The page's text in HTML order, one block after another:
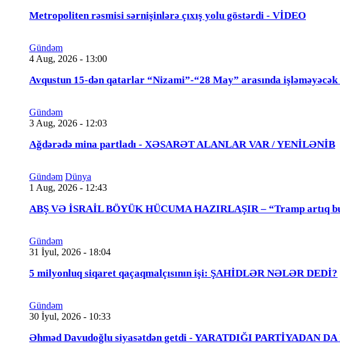
Metropoliten rəsmisi sərnişinlərə çıxış yolu göstərdi - VİDEO
Gündəm
4 Aug, 2026 - 13:00
Avqustun 15-dən qatarlar “Nizami”-“28 May” arasında
Gündəm
3 Aug, 2026 - 12:03
Ağdərədə mina partladı - XƏSARƏT ALANLAR VAR / YENİLƏNİB
Gündəm Dünya
1 Aug, 2026 - 12:43
ABŞ VƏ İSRAİL BÖYÜK HÜCUMA HAZIRLAŞIR – “Tramp artıq
Gündəm
31 İyul, 2026 - 18:04
5 milyonluq siqaret qaçaqmalçısının işi: ŞAHİDLƏR NƏLƏR DEDİ?
Gündəm
30 İyul, 2026 - 10:33
Əhməd Davudoğlu siyasətdən getdi - YARATDIĞI PARTİYADAN